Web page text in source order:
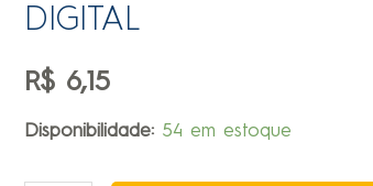
DIGITAL
R$ 6,15
Disponibilidade: 54 em estoque